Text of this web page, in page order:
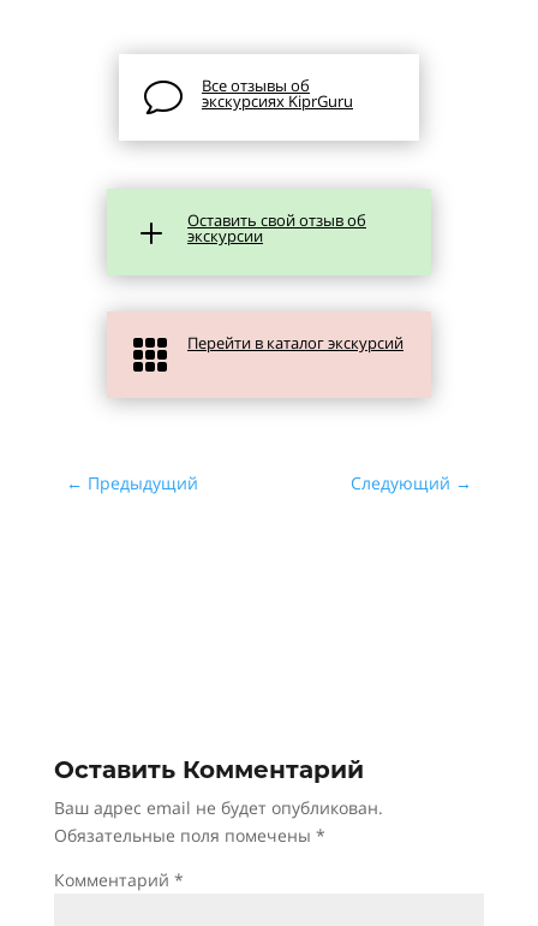
v Все отзывы об
экскурсиях KiprGuru
L Оставить свой отзыв об
экскурсии
 Перейти в каталог экскурсий
← Предыдущий Следующий →
Оставить Комментарий
Ваш адрес email не будет опубликован.
Обязательные поля помечены *
Комментарий *